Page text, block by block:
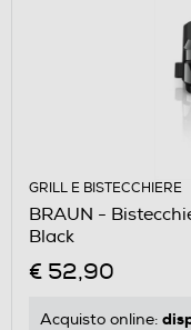
GRILL E BISTECCHIERE
BRAUN -
Black
€ 52,90
Acquisto online: